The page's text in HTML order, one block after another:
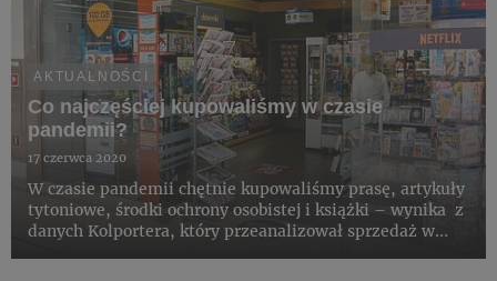
AKTUALNOŚCI
Co najczęściej kupowaliśmy w czasie
pandemii?
17 czerwca 2020
W czasie pandemii chętnie kupowaliśmy prasę, artykuły
tytoniowe, środki ochrony osobistej i książki – wynika z
danych Kolportera, który przeanalizował sprzedaż w